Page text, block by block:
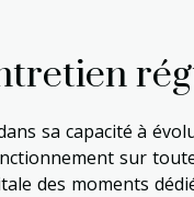
sa capacité à
sur
des moments